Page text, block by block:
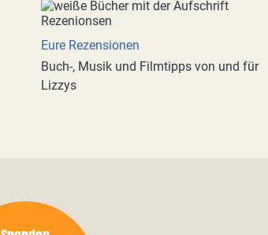
Eure Rezensionen
Buch-, Musik und Filmtipps von und für
Lizzys